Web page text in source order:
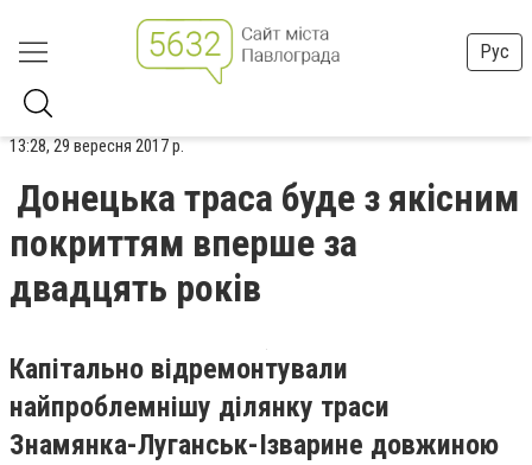
Рус
13:28, 29 вересня 2017 р.
Донецька траса буде з якісним
покриттям вперше за
двадцять років
Капітально відремонтували
найпроблемнішу ділянку траси
Знамянка-Луганськ-Ізварине довжиною